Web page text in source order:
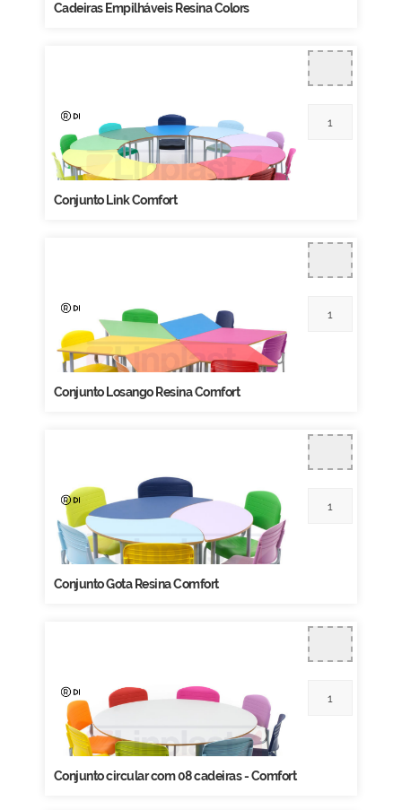
Cadeiras Empilháveis Resina Colors
Conjunto Link Comfort
Conjunto Losango Resina Comfort
Conjunto Gota Resina Comfort
Conjunto circular com 08 cadeiras - Comfort